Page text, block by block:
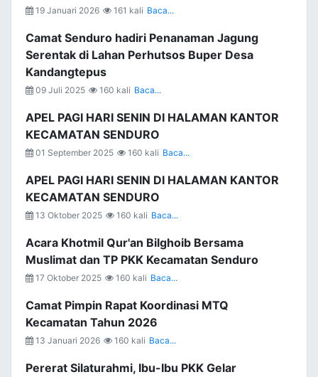
19 Januari 2026 161 kali Baca...
Camat Senduro hadiri Penanaman Jagung
Serentak di Lahan Perhutsos Buper Desa
Kandangtepus
09 Juli 2025 160 kali Baca...
APEL PAGI HARI SENIN DI HALAMAN KANTOR
KECAMATAN SENDURO
01 September 2025 160 kali Baca...
APEL PAGI HARI SENIN DI HALAMAN KANTOR
KECAMATAN SENDURO
13 Oktober 2025 160 kali Baca...
Acara Khotmil Qur'an Bilghoib Bersama
Muslimat dan TP PKK Kecamatan Senduro
17 Oktober 2025 160 kali Baca...
Camat Pimpin Rapat Koordinasi MTQ
Kecamatan Tahun 2026
13 Januari 2026 160 kali Baca...
Pererat Silaturahmi, Ibu-Ibu PKK Gelar